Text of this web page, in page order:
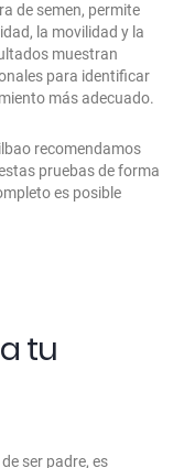
de semen, permite
la movilidad y la
muestran
para identificar
más adecuado.
recomendamos
pruebas de forma
es posible
tu
ser padre, es